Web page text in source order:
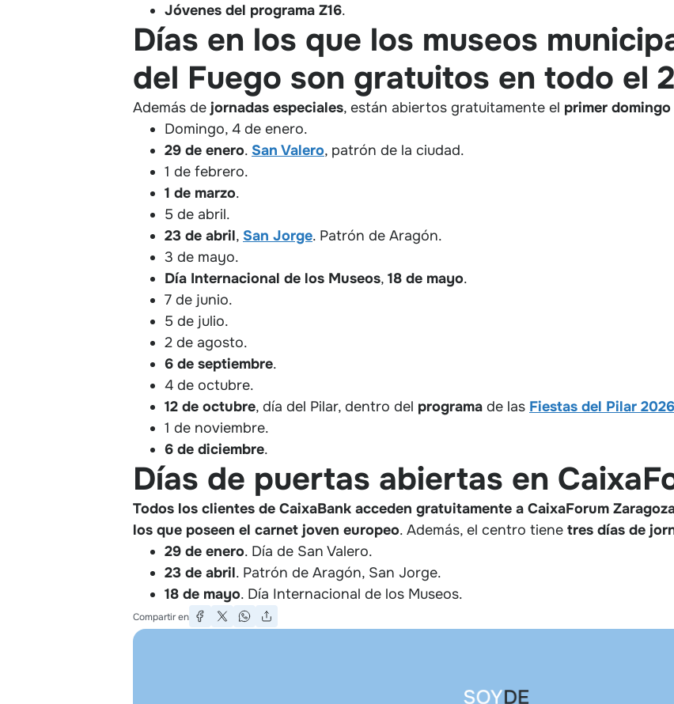
Jóvenes del programa Z16.
Días en los que los museos
del Fuego son gratuitos en todo el
Además de jornadas especiales, están abiertos gratuitamente el primer domingo
Domingo, 4 de enero.
29 de enero. San Valero, patrón de la ciudad.
1 de febrero.
1 de marzo.
5 de abril.
23 de abril, San Jorge. Patrón de Aragón.
3 de mayo.
Día Internacional de los Museos, 18 de mayo.
7 de junio.
5 de julio.
2 de agosto.
6 de septiembre.
4 de octubre.
12 de octubre, día del Pilar, dentro del programa de las Fiestas del Pilar 2026
1 de noviembre.
6 de diciembre.
Días de puertas abiertas en
Todos los clientes de CaixaBank acceden gratuitamente a CaixaForum
los que poseen el carnet joven europeo. Además, el centro tiene tres días de
29 de enero. Día de San Valero.
23 de abril. Patrón de Aragón, San Jorge.
18 de mayo. Día Internacional de los Museos.
Compartir en